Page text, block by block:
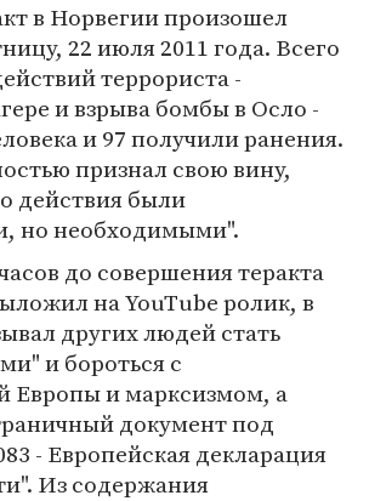
в Норвегии произошел
22 июля 2011 года. Всего
террориста -
и взрыва бомбы в Осло -
и 97 получили ранения.
признал свою вину,
действия были
но необходимыми".
до совершения теракта
на YouTube ролик, в
других людей стать
и бороться с
Европы и марксизмом, а
документ под
- Европейская декларация
Из содержания